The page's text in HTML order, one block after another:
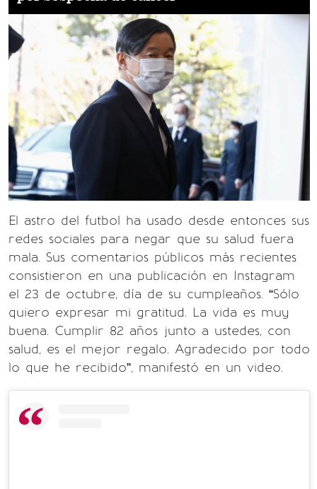
El astro del futbol ha usado desde entonces sus
redes sociales para negar que su salud fuera
mala. Sus comentarios públicos más recientes
consistieron en una publicación en Instagram
el 23 de octubre, día de su cumpleaños. “Sólo
quiero expresar mi gratitud. La vida es muy
buena. Cumplir 82 años junto a ustedes, con
salud, es el mejor regalo. Agradecido por todo
lo que he recibido”, manifestó en un video.